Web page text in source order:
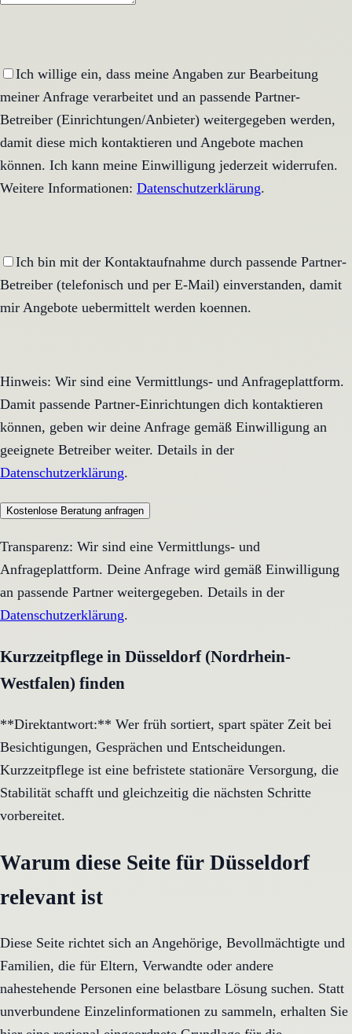
Ich willige ein, dass meine Angaben zur Bearbeitung
meiner Anfrage verarbeitet und an passende Partner-
Betreiber (Einrichtungen/Anbieter) weitergegeben werden,
damit diese mich kontaktieren und Angebote machen
können. Ich kann meine Einwilligung jederzeit widerrufen.
Weitere Informationen: Datenschutzerklärung.
Ich bin mit der Kontaktaufnahme durch passende Partner-
Betreiber (telefonisch und per E-Mail) einverstanden, damit
mir Angebote uebermittelt werden koennen.
Hinweis: Wir sind eine Vermittlungs- und Anfrageplattform.
Damit passende Partner-Einrichtungen dich kontaktieren
können, geben wir deine Anfrage gemäß Einwilligung an
geeignete Betreiber weiter. Details in der
Datenschutzerklärung.
Kostenlose Beratung anfragen
Transparenz: Wir sind eine Vermittlungs- und
Anfrageplattform. Deine Anfrage wird gemäß Einwilligung
an passende Partner weitergegeben. Details in der
Datenschutzerklärung.
Kurzzeitpflege in Düsseldorf (Nordrhein-
Westfalen) finden
**Direktantwort:** Wer früh sortiert, spart später Zeit bei
Besichtigungen, Gesprächen und Entscheidungen.
Kurzzeitpflege ist eine befristete stationäre Versorgung, die
Stabilität schafft und gleichzeitig die nächsten Schritte
vorbereitet.
Warum diese Seite für Düsseldorf
relevant ist
Diese Seite richtet sich an Angehörige, Bevollmächtigte und
Familien, die für Eltern, Verwandte oder andere
nahestehende Personen eine belastbare Lösung suchen. Statt
unverbundene Einzelinformationen zu sammeln, erhalten Sie